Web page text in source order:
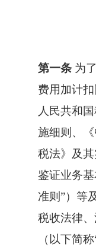
第一条 为
费用加计
人民共和
施细则、
税法》及
鉴证业务
准则”）等
税收法律
（以下简